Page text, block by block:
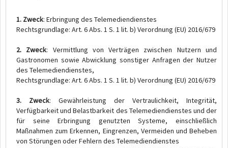
1. Zweck: Erbringung des Telemediendienstes
Rechtsgrundlage: Art. 6 Abs. 1 S. 1 lit. b) Verordnung (EU) 2016/679
2. Zweck: Vermittlung von Verträgen zwischen Nutzern und
Gastronomen sowie Abwicklung sonstiger Anfragen der Nutzer
des Telemediendienstes,
Rechtsgrundlage: Art. 6 Abs. 1 S. 1 lit. b) Verordnung (EU) 2016/679
3. Zweck: Gewährleistung der Vertraulichkeit, Integrität,
Verfügbarkeit und Belastbarkeit des Telemediendienstes und der
für seine Erbringung genutzten Systeme, einschließlich
Maßnahmen zum Erkennen, Eingrenzen, Vermeiden und Beheben
von Störungen oder Fehlern des Telemediendienstes